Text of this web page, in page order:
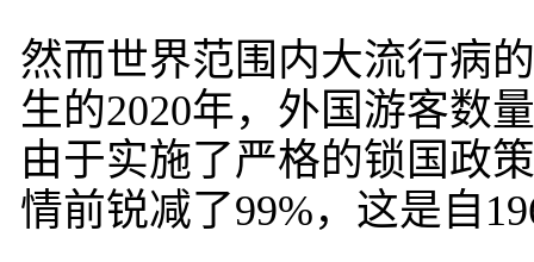
然而世界范围内大流行病
生的2020年，外国游客数
由于实施了严格的锁国政
情前锐减了99%，这是自